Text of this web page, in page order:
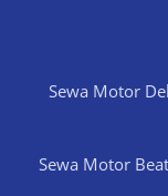
Sewa Motor
Sewa Motor